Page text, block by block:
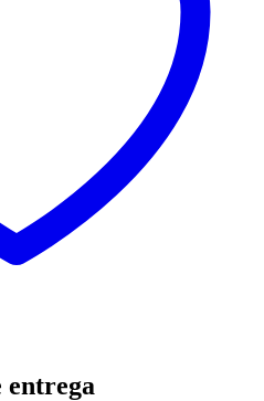
entrega